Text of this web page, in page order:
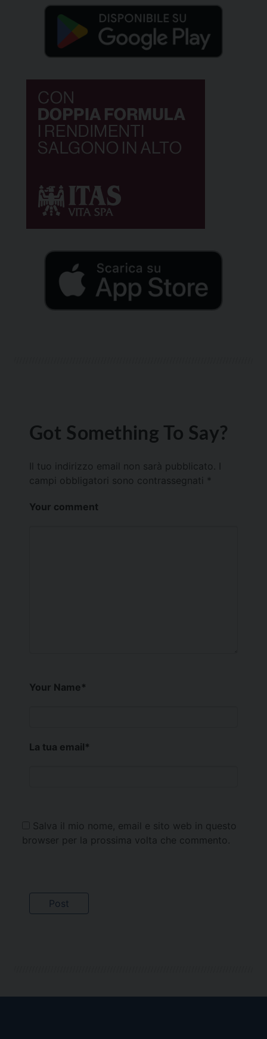
Got Something To Say?
Il tuo indirizzo email non sarà pubblicato.
campi obbligatori sono contrassegnati *
Your comment
Your Name*
La tua email*
Salva il mio nome, email e sito web in questo
browser per la prossima volta che commento.